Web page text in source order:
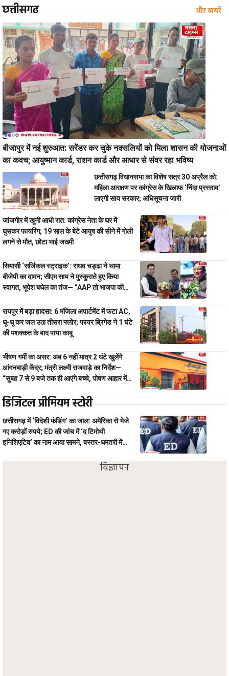
छत्तीसगढ और खबरें
बीजापुर में नई शुरुआत: सरेंडर कर चुके नक्सलियों को मिला शासन की योजनाओं
का कवच; आयुष्मान कार्ड, राशन कार्ड और आधार से संवर रहा भविष्य
छत्तीसगढ़ विधानसभा का विशेष सत्र 30 अप्रैल को:
महिला आरक्षण पर कांग्रेस के खिलाफ ‘निंदा प्रस्ताव’
लाएगी साय सरकार; अधिसूचना जारी
जांजगीर में खूनी आधी रात: कांग्रेस नेता के घर में
घुसकर फायरिंग; 19 साल के बेटे आयुष की सीने में गोली
लगने से मौत, छोटा भाई जख्मी
सियासी ‘सर्जिकल स्ट्राइक’: राघव चड्ढा ने थामा
बीजेपी का दामन; सीएम साय ने मुस्कुराते हुए किया
स्वागत, भूपेश बघेल का तंज— “AAP तो भाजपा की
रायपुर में बड़ा हादसा: 6 मंजिला अपार्टमेंट में फटा AC,
धू-धू कर जल उठा तीसरा फ्लोर; फायर ब्रिगेड ने 1 घंटे
की मशक्कत के बाद पाया काबू
भीषण गर्मी का असर: अब 6 नहीं मात्र 2 घंटे खुलेंगे
आंगनबाड़ी केंद्र; मंत्री लक्ष्मी राजवाड़े का निर्देश—
“सुबह 7 से 9 बजे तक ही आएंगे बच्चे, पोषण आहार में
डिजिटल प्रीमियम स्टोरी
छत्तीसगढ़ में ‘विदेशी फंडिंग’ का जाल: अमेरिका से भेजे
गए करोड़ों रुपये; ED की जांच में ‘द टिमोथी
इनिशिएटिव’ का नाम आया सामने, बस्तर-धमतरी में
विज्ञापन